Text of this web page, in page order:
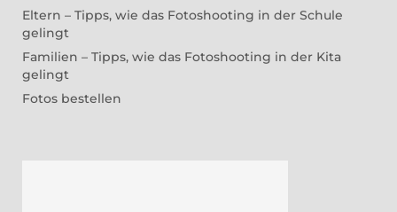
Eltern – Tipps, wie das Fotoshooting in der Schule
gelingt
Familien – Tipps, wie das Fotoshooting in der Kita
gelingt
Fotos bestellen